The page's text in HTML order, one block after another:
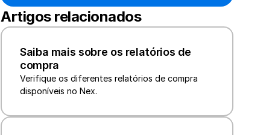
Artigos relacionados
Saiba mais sobre os relatórios de
compra
Verifique os diferentes relatórios de compra
disponíveis no Nex.